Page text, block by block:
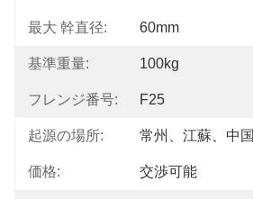
最大 幹直径: 60mm
基準重量: 100kg
フレンジ番号: F25
起源の場所: 常州、江蘇、中国
価格: 交渉可能